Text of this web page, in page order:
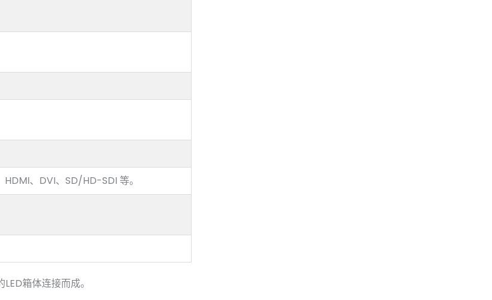
、DVI、SD/HD-SDI 等。
箱体连接而成。